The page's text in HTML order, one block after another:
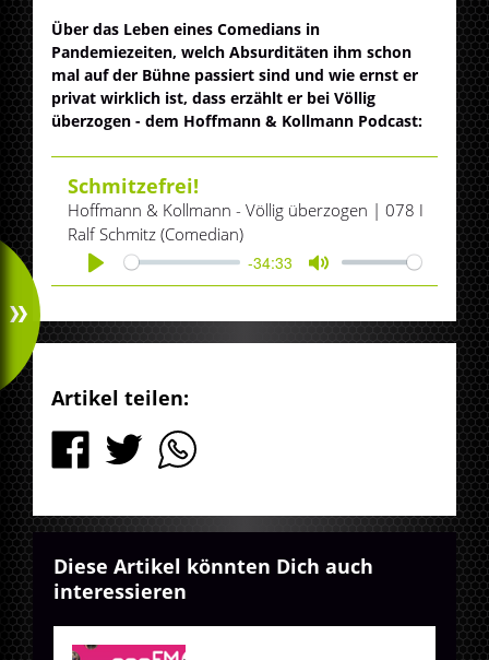
Über das Leben eines Comedians in
Pandemiezeiten, welch Absurditäten ihm schon
mal auf der Bühne passiert sind und wie ernst er
privat wirklich ist, dass erzählt er bei Völlig
überzogen - dem Hoffmann & Kollmann Podcast:
Schmitzefrei!
Hoffmann & Kollmann - Völlig überzogen | 078 I
Ralf Schmitz (Comedian)
Play
-34:33
Mute
Artikel teilen:
Diese Artikel könnten Dich auch
interessieren